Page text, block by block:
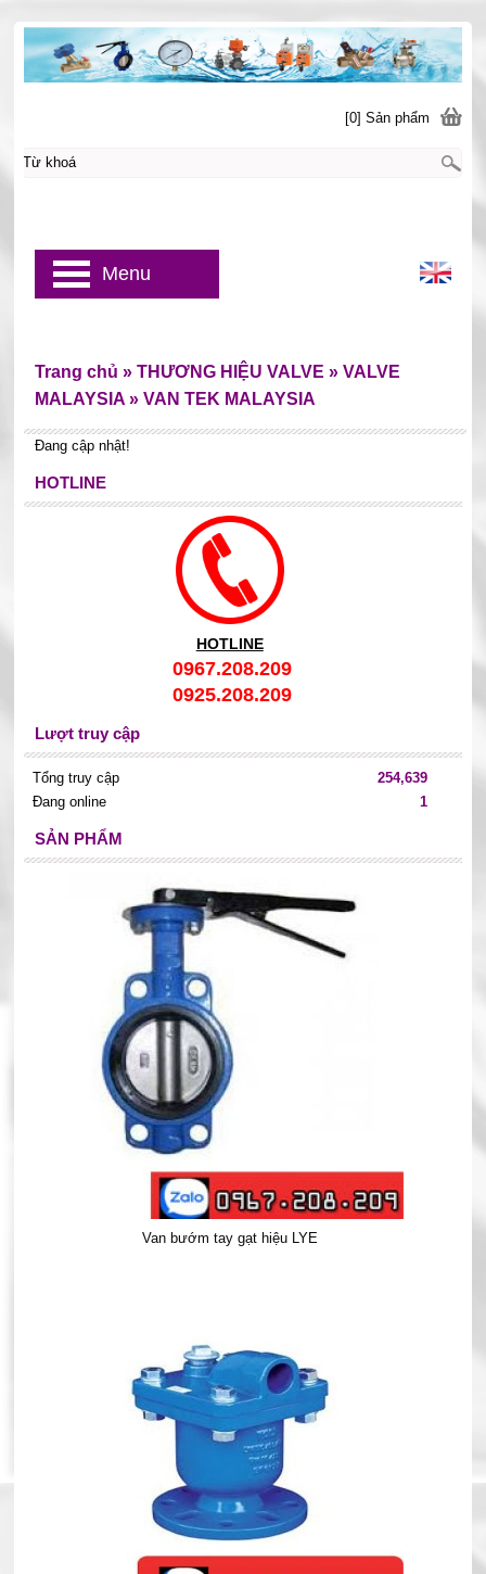
Đang cập nhật!
Trang chủ » THƯƠNG HIỆU VALVE » VALVE
MALAYSIA » VAN TEK MALAYSIA
HOTLINE
HOTLINE
0967.208.209
0925.208.209
Lượt truy cập
Tổng truy cập
254,639
Đang online
1
SẢN PHẨM
Van bướm tay gạt hiệu LYE
[0] Sản phẩm
Menu